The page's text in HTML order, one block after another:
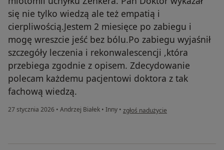
się nie tylko wiedzą ale też empatią i
cierpliwością.Jestem 2 miesięce po zabiegu i
mogę wreszcie jeść bez bólu.Po zabiegu wyjaśnił
szczegóły leczenia i rekonwalescencji ,która
przebiega zgodnie z opisem. Zdecydowanie
polecam każdemu pacjentowi doktora z tak
fachową wiedzą.
27 stycznia 2026 • Andrzej Białek • Inny • w opinii użytkownika Grażyna
zgłoś nadużycie